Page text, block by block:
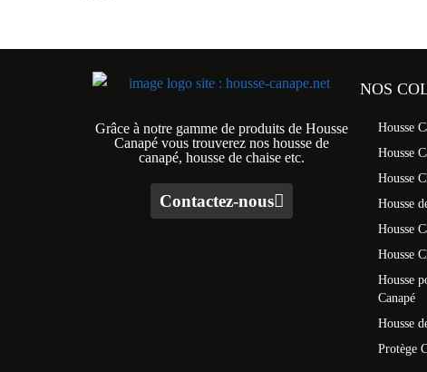
Grâce à notre gamme de produits de Housse
Canapé vous trouverez nos housse de
canapé, housse de chaise etc.
Contactez-nous
NOS
Housse
Housse
Housse
Housse
Housse
Housse
Housse
Canapé
Housse
Protège